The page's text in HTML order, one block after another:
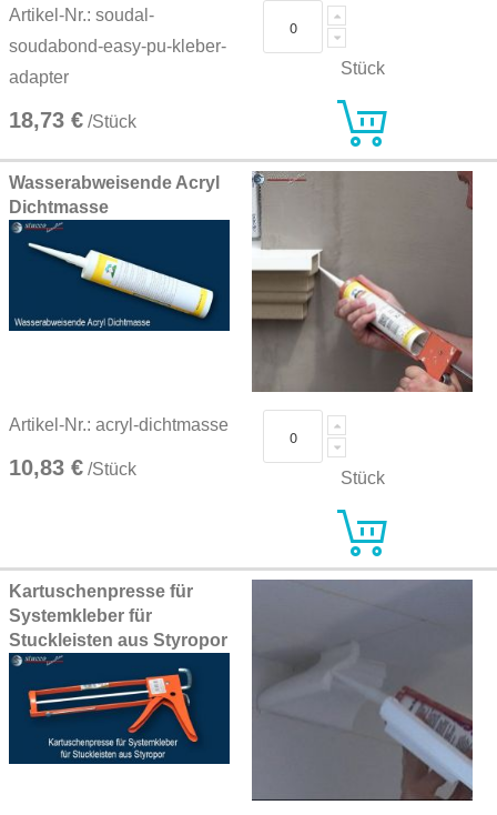
Artikel-Nr.: soudal-
soudabond-easy-pu-kleber-
adapter
18,73 € /Stück
Stück
Wasserabweisende Acryl
Dichtmasse
Artikel-Nr.: acryl-dichtmasse
10,83 € /Stück Stück
Kartuschenpresse für
Systemkleber für
Stuckleisten aus Styropor